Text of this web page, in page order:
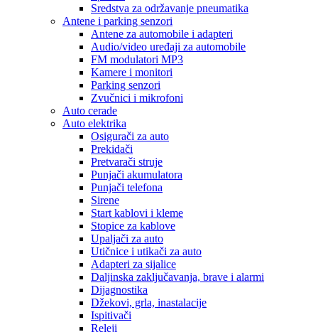
Sredstva za održavanje pneumatika
Antene i parking senzori
Antene za automobile i adapteri
Audio/video uređaji za automobile
FM modulatori MP3
Kamere i monitori
Parking senzori
Zvučnici i mikrofoni
Auto cerade
Auto elektrika
Osigurači za auto
Prekidači
Pretvarači struje
Punjači akumulatora
Punjači telefona
Sirene
Start kablovi i kleme
Stopice za kablove
Upaljači za auto
Utičnice i utikači za auto
Adapteri za sijalice
Daljinska zaključavanja, brave i alarmi
Dijagnostika
Džekovi, grla, inastalacije
Ispitivači
Releji